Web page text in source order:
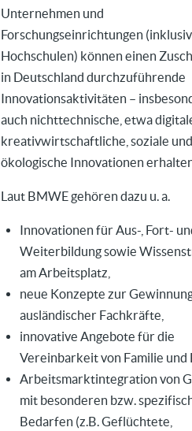
Unternehmen und
Forschungseinrichtungen
Hochschulen) können einen
in Deutschland durchzuführende
Innovationsaktivitäten –
auch nichttechnische, etwa
kreativwirtschaftliche, soziale und
ökologische Innovationen
Laut BMWE gehören dazu u. a.
Innovationen für Aus-, Fort-
Weiterbildung sowie
am Arbeitsplatz,
neue Konzepte zur
ausländischer Fachkräfte,
innovative Angebote für die
Vereinbarkeit von Familie und
Arbeitsmarktintegration von
mit besonderen bzw.
Bedarfen (z.B.Geflüchtete,